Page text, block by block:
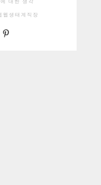
대한 생각
웹생태계 직장